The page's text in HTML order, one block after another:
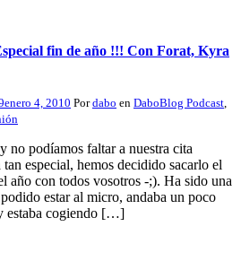
fin de año !!! Con Forat, Kyra
enero 4, 2010 Pordabo en DaboBlog Podcast
no podíamos faltar a nuestra cita
especial, hemos decidido sacarlo el
año con todos vosotros -;). Ha sido una
estar al micro, andaba un poco
estaba cogiendo […]